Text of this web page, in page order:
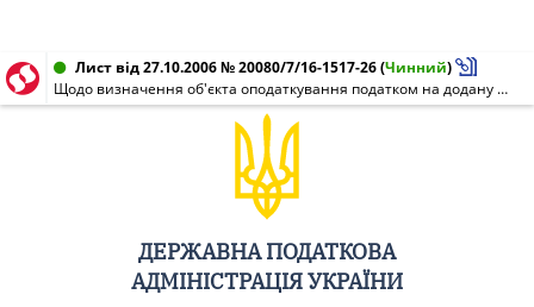
Лист від 27.10.2006 № 20080/7/16-1517-26(Чинний)
Щодо визначення об'єкта оподаткування податком на додану вартість при наданні послуг нерезиденту
ДЕРЖАВНА ПОДАТКОВА
АДМІНІСТРАЦІЯ УКРАЇНИ